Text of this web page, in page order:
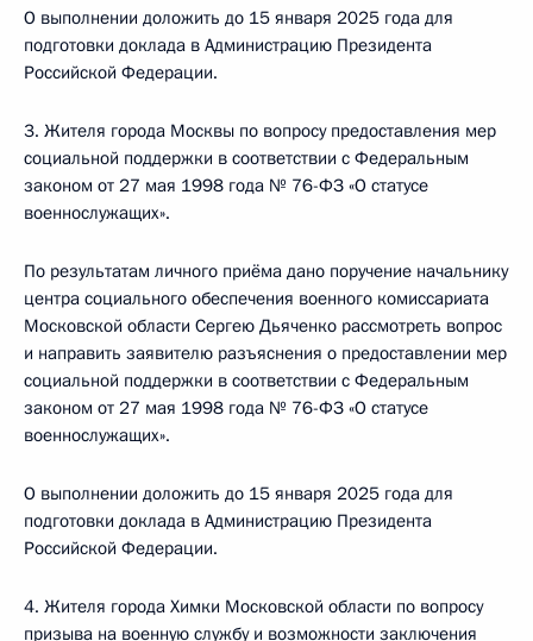
О выполнении доложить до 15 января 2025 года для
подготовки доклада в Администрацию Президента
Российской Федерации.
3. Жителя города Москвы по вопросу предоставления мер
социальной поддержки в соответствии с Федеральным
законом от 27 мая 1998 года № 76-ФЗ «О статусе
военнослужащих».
По результатам личного приёма дано поручение начальнику
центра социального обеспечения военного комиссариата
Московской области Сергею Дьяченко рассмотреть вопрос
и направить заявителю разъяснения о предоставлении мер
социальной поддержки в соответствии с Федеральным
законом от 27 мая 1998 года № 76-ФЗ «О статусе
военнослужащих».
О выполнении доложить до 15 января 2025 года для
подготовки доклада в Администрацию Президента
Российской Федерации.
4. Жителя города Химки Московской области по вопросу
призыва на военную службу и возможности заключения